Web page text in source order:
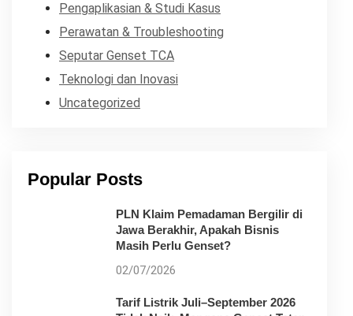
Pengaplikasian & Studi Kasus
Perawatan & Troubleshooting
Seputar Genset TCA
Teknologi dan Inovasi
Uncategorized
Popular Posts
PLN Klaim Pemadaman Bergilir di
Jawa Berakhir, Apakah Bisnis
Masih Perlu Genset?
02/07/2026
Tarif Listrik Juli–September 2026